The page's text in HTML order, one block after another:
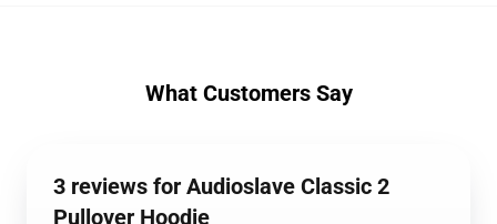
What Customers Say
3 reviews for Audioslave Classic 2
Pullover Hoodie